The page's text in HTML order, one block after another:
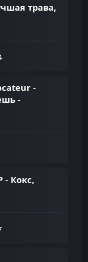
трава,
-
-
- Кокс,